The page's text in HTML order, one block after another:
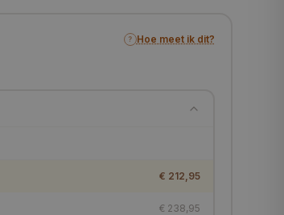
? Hoe meet ik dit?
€ 212,95
€ 238,95